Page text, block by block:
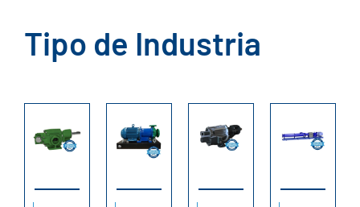
Tipo de Industria